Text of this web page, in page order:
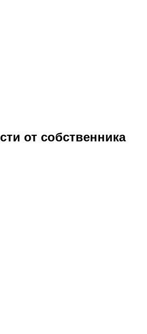
от собственника